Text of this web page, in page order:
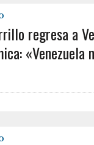
regresa a
«Venezuela